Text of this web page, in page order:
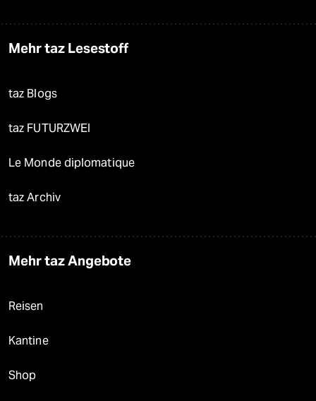
Mehr taz Lesestoff
taz Blogs
taz FUTURZWEI
Le Monde diplomatique
taz Archiv
Mehr taz Angebote
Reisen
Kantine
Shop